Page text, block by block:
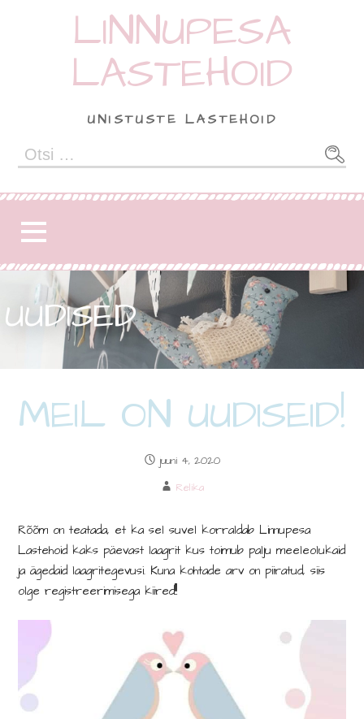
LINNUPESA
LASTEHOID
UNISTUSTE LASTEHOID
UUDISED
MEIL ON UUDISEID!
juuni 4, 2020
Relika
Rõõm on teatada, et ka sel suvel korraldab Linnupesa
Lastehoid kaks päevast laagrit kus toimub palju meeleolukaid
ja ägedaid laagritegevusi. Kuna kohtade arv on piiratud, siis
olge registreerimisega kiired!!!